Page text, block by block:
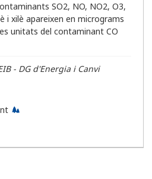
SO2, NO, NO2, O3,
i xilè apareixen en micrograms
unitats del contaminant CO
- DG d'Energia i Canvi